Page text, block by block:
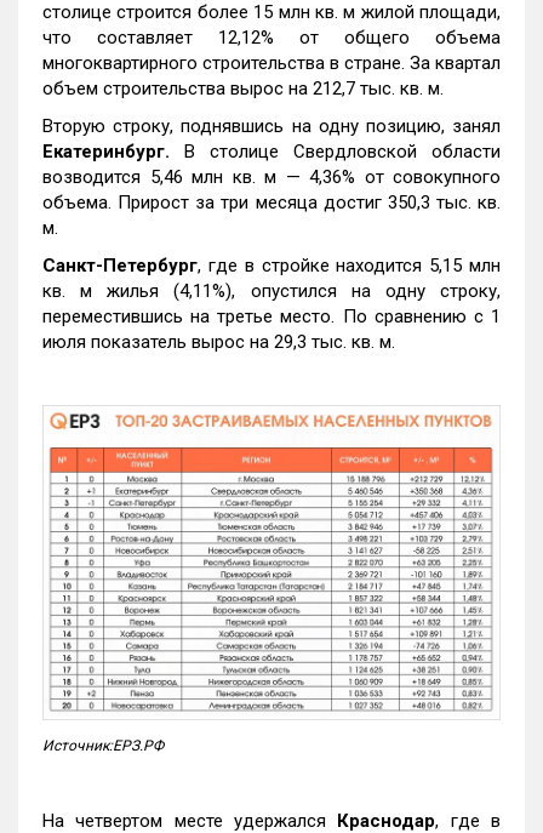
столице строится более 15 млн кв. м жилой площади,
что составляет 12,12% от общего объема
многоквартирного строительства в стране. За квартал
объем строительства вырос на 212,7 тыс. кв. м.
Вторую строку, поднявшись на одну позицию, занял
Екатеринбург. В столице Свердловской области
возводится 5,46 млн кв. м — 4,36% от совокупного
объема. Прирост за три месяца достиг 350,3 тыс. кв.
м.
Санкт-Петербург, где в стройке находится 5,15 млн
кв. м жилья (4,11%), опустился на одну строку,
переместившись на третье место. По сравнению с 1
июля показатель вырос на 29,3 тыс. кв. м.
Источник:ЕРЗ.РФ
На четвертом месте удержался Краснодар, где в